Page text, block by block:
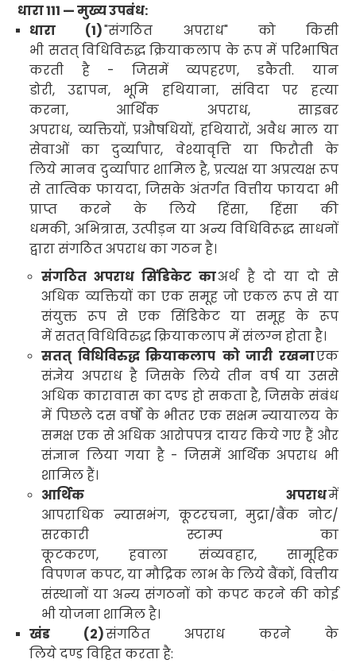
धारा111 —मुख्य उपबंध:
धारा (1)"संगठित अपराध" को किसी
भी सतत्विधिविरुद्ध क्रियाकलाप के रूप में परिभाषित
करती है - जिसमें व्यपहरण,डकैती. यान
डोरी,उद्दापन, भूमि हथियाना, संविदा पर हत्या
करना, आर्थिक अपराध, साइबर
अपराध, व्यक्तियों,प्रऔषधियों,हथियारों, अवैध माल या
सेवाओं का दुर्व्यापार, वेश्यावृत्ति या फिरौती के
लिये मानव दुर्व्यापार शामिल है, प्रत्यक्ष या अप्रत्यक्ष रूप
से तात्विक फायदा,जिसके अंतर्गत वित्तीय फायदा भी
प्राप्त करने के लिये हिंसा, हिंसा की
धमकी, अभित्रास, उत्पीड़न या अन्य विधिविरूद्ध साधनों
द्वारा संगठित अपराध का गठन है।
संगठित अपराध सिंडिकेट काअर्थ है दो या दो से
अधिक व्यक्तियों का एक समूह जो एकल रूप से या
संयुक्त रूप से एक सिंडिकेट या समूह के रूप
में सतत्विधिविरुद्धक्रियाकलापमें संलग्न होता है।
सतत् विधिविरुद्ध क्रियाकलाप को जारी रखनाएक
संज्ञेय अपराध है जिसके लिये तीन वर्ष या उससे
अधिक कारावास का दण्ड हो सकता है, जिसके संबंध
में पिछले दस वर्षों के भीतर एक सक्षम न्यायालय के
समक्ष एक से अधिक आरोपपत्र दायर किये गए हैं और
संज्ञान लिया गया है - जिसमें आर्थिक अपराध भी
शामिल हैं।
आर्थिक अपराधमें
आपराधिक न्यासभंग, कूटरचना,मुद्रा/बैंक नोट/
सरकारी स्टाम्प का
कूटकरण,हवाला संव्यवहार, सामूहिक
विपणन कपट,या मौद्रिक लाभ के लिये बैंकों, वित्तीय
संस्थानों या अन्य संगठनों को कपट करने की कोई
भी योजना शामिल है।
खंड (2)संगठित अपराध करने के
लियेदण्डविहित करता है: